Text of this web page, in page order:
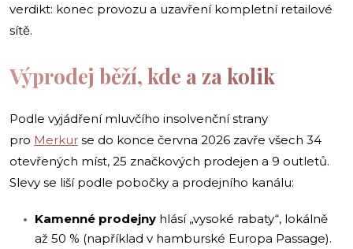
verdikt: konec provozu a uzavření kompletní retailové
sítě.
Výprodej běží, kde a za kolik
Podle vyjádření mluvčího insolvenční strany
pro Merkur se do konce června 2026 zavře všech 34
otevřených míst, 25 značkových prodejen a 9 outletů.
Slevy se liší podle pobočky a prodejního kanálu:
Kamenné prodejny hlásí „vysoké rabaty“, lokálně
až 50 % (například v hamburské Europa Passage).